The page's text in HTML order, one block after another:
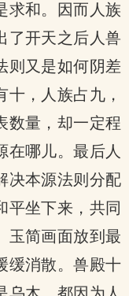
求和。因而人族
了开天之后人兽
则又是如何阴差
，人族占九，
数量，却一定程
在哪儿。最后人
决本源法则分配
平坐下来，共同
玉简画面放到最
缓消散。兽殿十